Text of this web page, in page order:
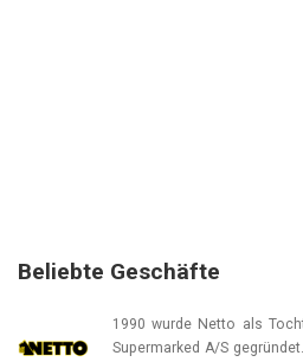
Beliebte Geschäfte
1990 wurde Netto als
Supermarked A/S